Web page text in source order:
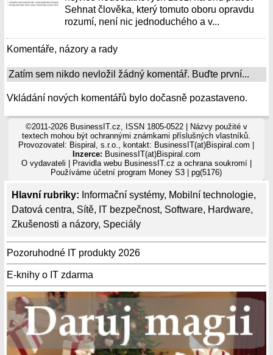
Hlavní rubriky: Informační systémy, Mobilní technologie,
Datová centra, Sítě, IT bezpečnost, Software, Hardware,
Zkušenosti a názory, Speciály
Pozoruhodné IT produkty 2026
E-knihy o IT zdarma
Sehnat člověka, který tomuto oboru opravdu
rozumí, není nic jednoduchého a v...
Komentáře, názory a rady
Zatím sem nikdo nevložil žádný komentář. Buďte první...
Vkládání nových komentářů bylo dočasně pozastaveno.
©2011-2026 BusinessIT.cz, ISSN 1805-0522 | Názvy použité v
textech mohou být ochrannými známkami příslušných vlastníků.
Provozovatel: Bispiral, s.r.o., kontakt: BusinessIT(at)Bispiral.com |
Inzerce: BusinessIT(at)Bispiral.com
O vydavateli
Pravidla webu BusinessIT.cz a ochrana soukromí|
Používámeúčetní program Money S3 | pg(5176)